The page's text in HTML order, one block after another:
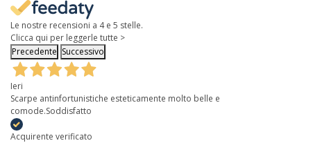
Le nostre recensioni a 4 e 5 stelle.
Clicca qui per leggerle tutte >
Precedente Successivo
Ieri
Scarpe antinfortunistiche esteticamente molto belle e
comode.Soddisfatto
Acquirente verificato